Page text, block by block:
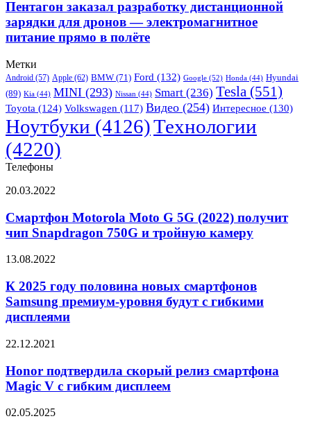
разработку
зарядки
для
электромагнитное
питание
прямо
в
полёте
Пентагон заказал разработку дистанционной
зарядки для дронов — электромагнитное
питание прямо в полёте
Метки
Android (57) Apple (62) BMW (71) Ford (132) Google (52) Honda (44) Hyundai
(89) Kia (44) MINI (293) Nissan (44) Smart (236) Tesla (551)
Toyota (124) Volkswagen (117) Видео (254) Интересное (130)
Ноутбуки (4126)Технологии
(4220)
Телефоны
Смартфон
Moto
G
5G
получит
Snapdragon
750G
и
тройную
камеру
20.03.2022
Смартфон Motorola Moto G 5G (2022) получит
чип Snapdragon 750G и тройную камеру
К
году
половина
новых
смартфонов
премиум-
будут
с
гибкими
дисплеями
13.08.2022
К 2025 году половина новых смартфонов
Samsung премиум-уровня будут с гибкими
дисплеями
Honor
скорый
релиз
смартфона
V
22.12.2021
Honor подтвердила скорый релиз смартфона
Magic V с гибким дисплеем
Как
02.05.2025